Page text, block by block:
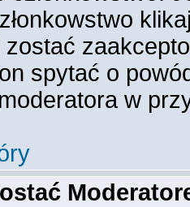
zostać
spytać o
w